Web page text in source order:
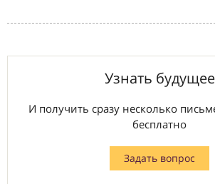
Узнать будущее
И получить сразу несколько
бесплатно
Задать вопрос